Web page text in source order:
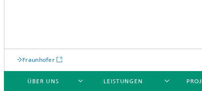
Fraunhofer
ÜBER UNS LEISTUNGEN